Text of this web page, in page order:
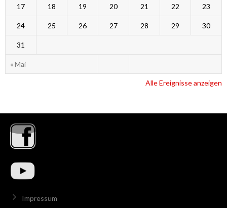
« Mai
17 18 19 20 21 22 23
24 25 26 27 28 29 30
31
Alle Ereignisse anzeigen
Impressum